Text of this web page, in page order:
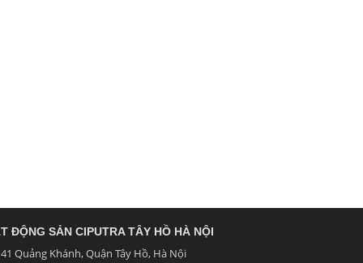
ĐỘNG SẢN CIPUTRA TÂY HỒ HÀ NỘI
41 Quảng Khánh, Quận Tây Hồ, Hà Nội